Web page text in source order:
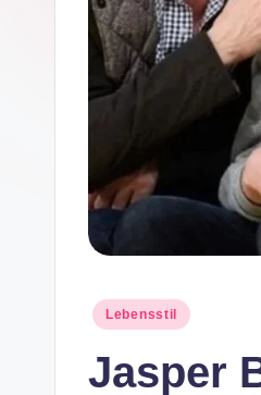
Posted
Lebensstil
Jasper